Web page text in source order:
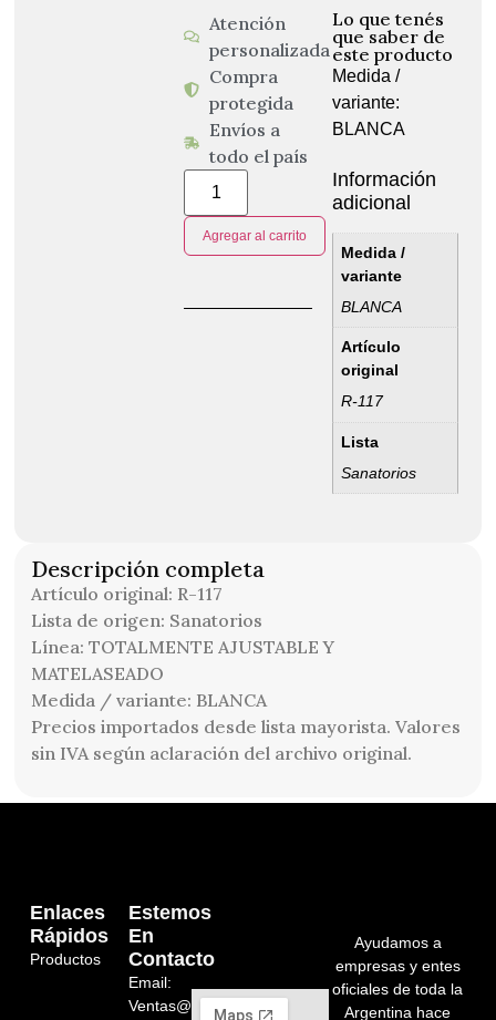
Atención
personalizada
Compra
protegida
Envíos a
todo el país
Agregar al carrito
Lo que tenés
que saber de
este producto
Medida /
variante:
BLANCA
Información
adicional
Medida /
variante
BLANCA
Artículo
original
R-117
Lista
Sanatorios
Descripción completa
Artículo original: R-117
Lista de origen: Sanatorios
Línea: TOTALMENTE AJUSTABLE Y
MATELASEADO
Medida / variante: BLANCA
Precios importados desde lista mayorista. Valores
sin IVA según aclaración del archivo original.
Ayudamos a
empresas y entes
oficiales de toda la
Argentina hace
Enlaces
Rápidos
Productos
Estemos
En
Contacto
Email:
Ventas@orelion.com.ar